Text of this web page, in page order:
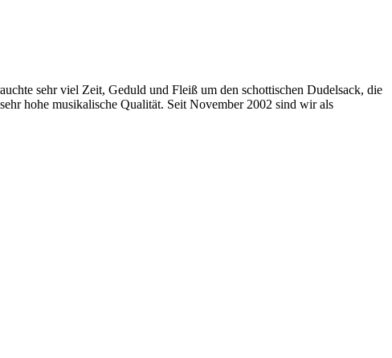
sehr viel Zeit, Geduld und Fleiß um den schottischen Dudelsack, die
hohe musikalische Qualität. Seit November 2002 sind wir als